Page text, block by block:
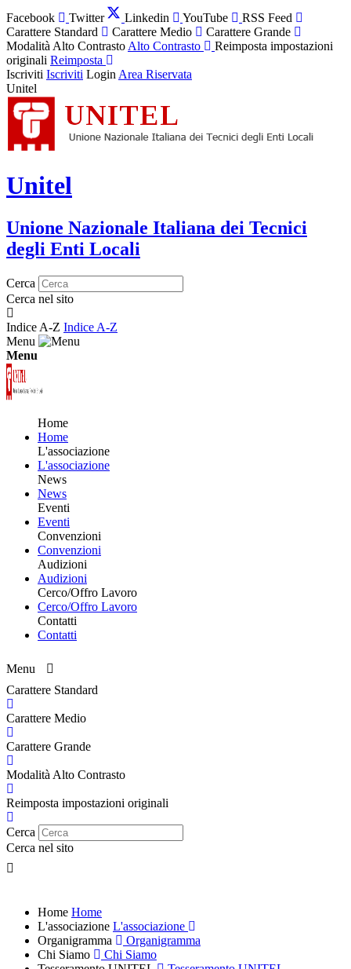
Facebook Twitter Linkedin YouTube
RSS Feed
Carattere Standard
Carattere Medio
Carattere Grande
Modalità Alto Contrasto Alto Contrasto
Reimposta impostazioni
originali Reimposta
Iscriviti Iscriviti Login Area Riservata
Unitel
Unitel
Unione Nazionale Italiana dei Tecnici
degli Enti Locali
Cerca
Cerca nel sito
Indice A-Z Indice A-Z
Menu
Menu
Home
Home
L'associazione
L'associazione
News
News
Eventi
Eventi
Convenzioni
Convenzioni
Audizioni
Audizioni
Cerco/Offro Lavoro
Cerco/Offro Lavoro
Contatti
Contatti
Menu
Carattere Standard
Carattere Medio
Carattere Grande
Modalità Alto Contrasto
Reimposta impostazioni originali
Cerca
Cerca nel sito
Home Home
L'associazione L'associazione
Organigramma
Organigramma
Chi Siamo
Chi Siamo